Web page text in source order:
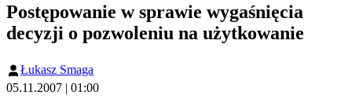
Postępowanie w sprawie wygaśnięcia
decyzji o pozwoleniu na użytkowanie
Łukasz Smaga
05.11.2007 | 01:00